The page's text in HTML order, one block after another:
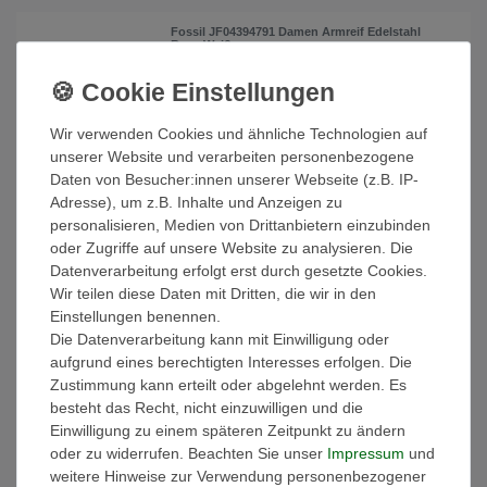
Fossil JF04394791 Damen Armreif Edelstahl
Rose Weiß
In den Warenkorb
*inkl. ges. MwSt.zzgl.Versandkosten
Fossil JF04397040 Damen Armband Edelstahl
Silber Braun 21 cm
UVP 79,00 € 63,20 € *
In den Warenkorb
Fossil JF04411040 Damen Armband Edelstahl
Silber 20,5 cm
UVP 75,00 € 63,75 € *
Wir verwenden Cookies und ähnliche Technologien auf
unserer Website und verarbeiten personenbezogene
Daten von Besucher:innen unserer Webseite (z.B. IP-
Adresse), um z.B. Inhalte und Anzeigen zu
personalisieren, Medien von Drittanbietern einzubinden
oder Zugriffe auf unsere Website zu analysieren. Die
Datenverarbeitung erfolgt erst durch gesetzte Cookies.
Wir teilen diese Daten mit Dritten, die wir in den
Einstellungen benennen.
Die Datenverarbeitung kann mit Einwilligung oder
aufgrund eines berechtigten Interesses erfolgen. Die
Zustimmung kann erteilt oder abgelehnt werden. Es
besteht das Recht, nicht einzuwilligen und die
Einwilligung zu einem späteren Zeitpunkt zu ändern
oder zu widerrufen. Beachten Sie unser Impressum und
weitere Hinweise zur Verwendung personenbezogener